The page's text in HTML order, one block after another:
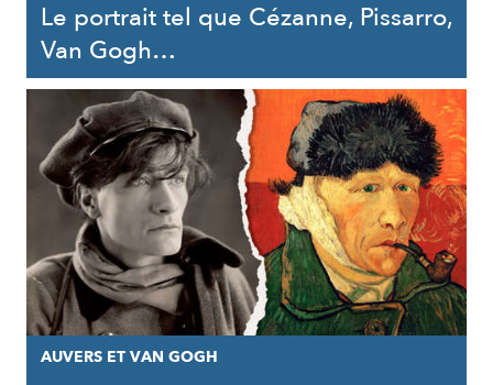
Le portrait tel que Cézanne, Pissarro,
Van Gogh…
AUVERS ET VAN GOGH